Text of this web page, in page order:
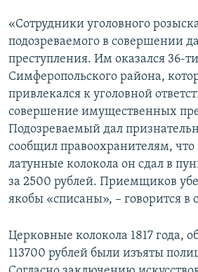
ПОБЕДИТЕЛЕЙ НЕ СУДЯТ?
КРЫМ.НЕПОКОРЕННЫЙ
ELIFBE
УКРАИНСКАЯ ПРОБЛЕМА КРЫМА
ПРИСОЕДИНЯЙТЕСЬ!
Все сайты RFE/RL
«Сотрудники уголовного
подозреваемого в совершении
преступления. Им оказался 36-
Симферопольского района,
привлекался к уголовной
совершение имущественных
Подозреваемый дал
сообщил правоохранителям,
латунные колокола он сдал в
за 2500 рублей. Приемщиков
якобы «списаны», – говорится в
Церковные колокола 1817 года,
113700 рублей были изъяты